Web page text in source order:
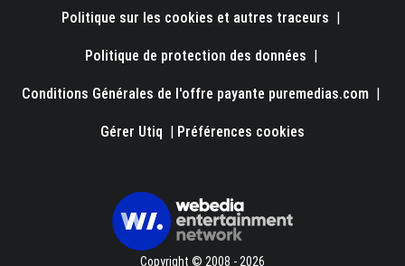
Politique sur les cookies et autres traceurs |
Politique de protection des données |
Conditions Générales de l'offre payante puremedias.com |
Gérer Utiq | Préférences cookies
Copyright © 2008 - 2026